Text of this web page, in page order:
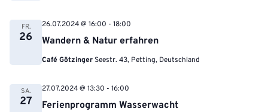
FR.
26 Wandern & Natur erfahren
26.07.2024 @ 16:00 - 18:00
Café Götzinger Seestr. 43, Petting, Deutschland
SA.
27 Ferienprogramm Wasserwacht
27.07.2024 @ 13:30 - 16:00